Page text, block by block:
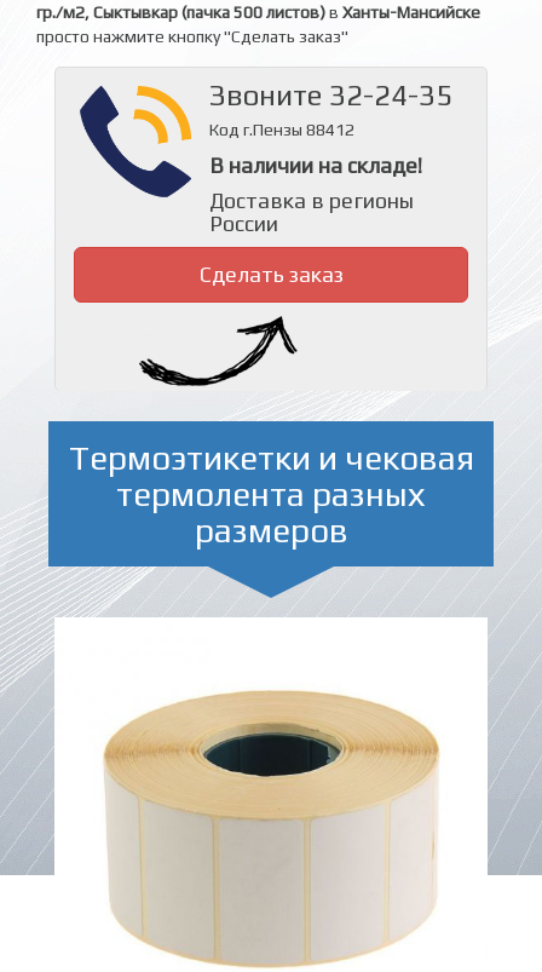
гр./м2, Сыктывкар (пачка 500 листов)в Ханты-Мансийске
просто нажмите кнопку "Сделать заказ"
Звоните 32-24-35
Код г.Пензы 88412
В наличии на складе!
Доставка в регионы
России
Сделать заказ
Термоэтикетки и чековая
термолента разных
размеров